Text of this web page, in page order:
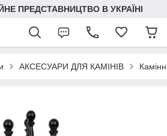
ПРЕДСТАВНИЦТВО В УКРАЇНІ
АКСЕСУАРИ ДЛЯ КАМІНІВ